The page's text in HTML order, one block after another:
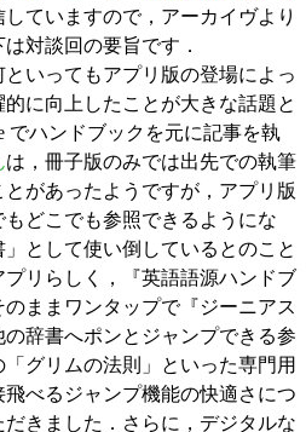
していますので，アーカイヴより
対談回の要旨です．
いってもアプリ版の登場によっ
に向上したことが大きな話題と
でハンドブックを元に記事を執
は，冊子版のみでは出先での執筆
があったようですが，アプリ版
どこでも参照できるようにな
として使い倒しているとのこと
リらしく，『英語語源ハンドブ
ままワンタップで『ジーニアス
辞書へポンとジャンプできる参
グリムの法則」といった専門用
べるジャンプ機能の快適さにつ
きました．さらに，デジタルな